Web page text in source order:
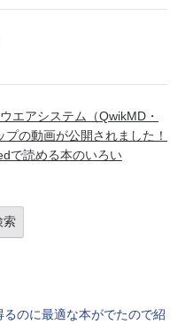
エアシステム（QwikMD・
の動画が公開されました！
で読める本のいろい
のに最適な本がでたので紹